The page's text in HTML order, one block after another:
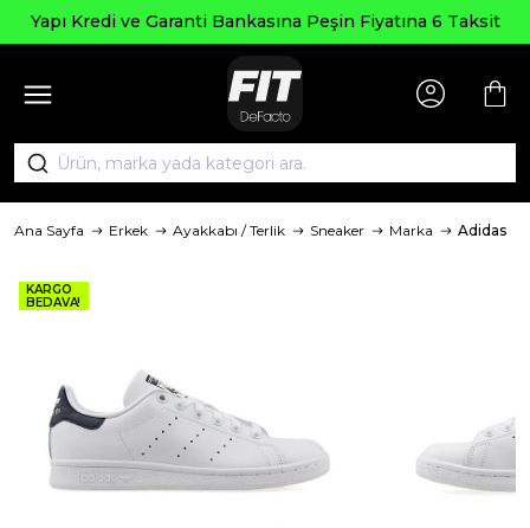
Yapı Kredi ve Garanti Bankasına Peşin Fiyatına 6 Taksit
Ana Sayfa Erkek Ayakkabı / Terlik Sneaker Marka Adidas
KARGO
BEDAVA!